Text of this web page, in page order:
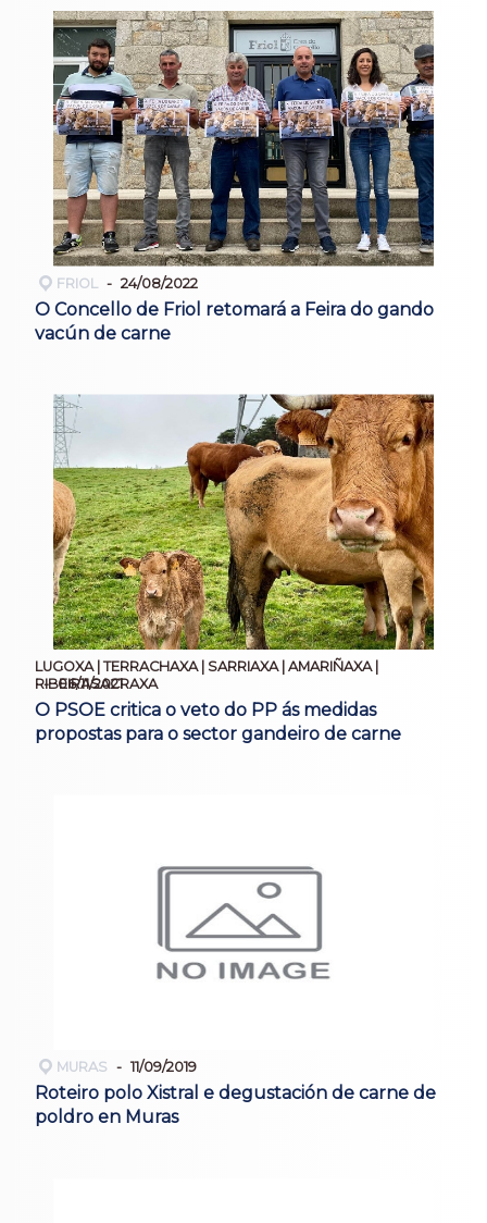
FRIOL 24/08/2022
O Concello de Friol retomará a Feira do gando
vacún de carne
LUGOXA | TERRACHAXA | SARRIAXA | AMARIÑAXA |
RIBEIRASACRAXA
06/11/2021
O PSOE critica o veto do PP ás medidas
propostas para o sector gandeiro de carne
MURAS 11/09/2019
Roteiro polo Xistral e degustación de carne de
poldro en Muras